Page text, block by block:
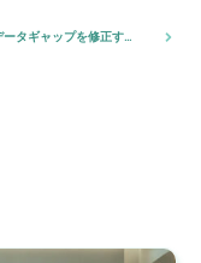
ESRS E5でデータギャップを修正する方法